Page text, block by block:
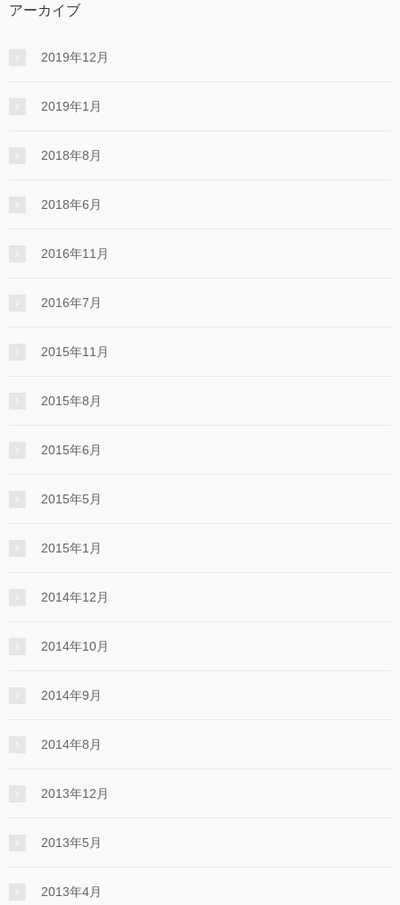
アーカイブ
2019年12月
2019年1月
2018年8月
2018年6月
2016年11月
2016年7月
2015年11月
2015年8月
2015年6月
2015年5月
2015年1月
2014年12月
2014年10月
2014年9月
2014年8月
2013年12月
2013年5月
2013年4月